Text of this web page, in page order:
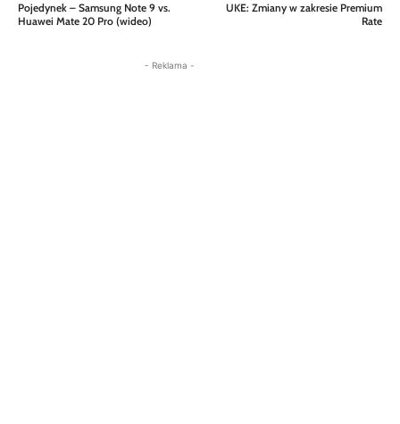
Pojedynek – Samsung Note 9 vs.
Huawei Mate 20 Pro (wideo)
UKE: Zmiany w zakresie Premium
Rate
- Reklama -